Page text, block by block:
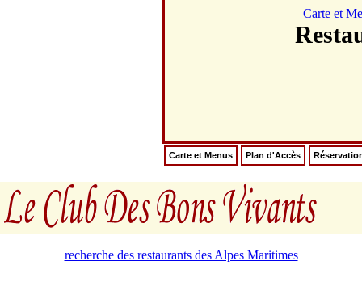
Carte et
Carte et Menus Plan d'Accès
recherche des restaurants des Alpes Maritimes